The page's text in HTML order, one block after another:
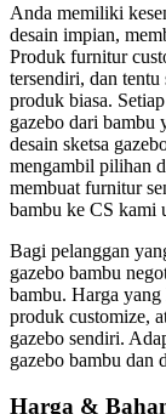
Anda memiliki
desain impian,
Produk furnitur
tersendiri, dan
produk biasa.
gazebo dari bambu
desain sketsa
mengambil pilihan
membuat furnitur
bambu ke CS kami
Bagi pelanggan
gazebo bambu
bambu. Harga yang
produk customize,
gazebo sendiri.
gazebo bambu dan
Harga &